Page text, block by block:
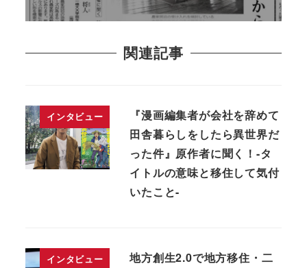
関連記事
インタビュー
『漫画編集者が会社を辞めて
田舎暮らしをしたら異世界だ
った件』原作者に聞く！-タ
イトルの意味と移住して気付
いたこと-
インタビュー
地方創生2.0で地方移住・二